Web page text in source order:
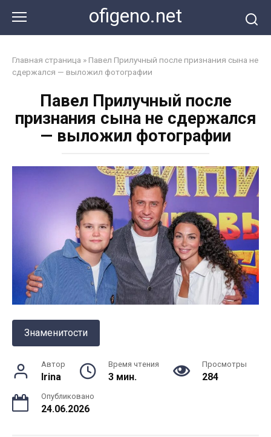
контенту
ofigeno.net
Главная страница » Павел Прилучный после признания сына не
сдержался — выложил фотографии
Павел Прилучный после
признания сына не сдержался
— выложил фотографии
Знаменитости
Автор
Irina
Время чтения
3 мин.
Просмотры
284
Опубликовано
24.06.2026